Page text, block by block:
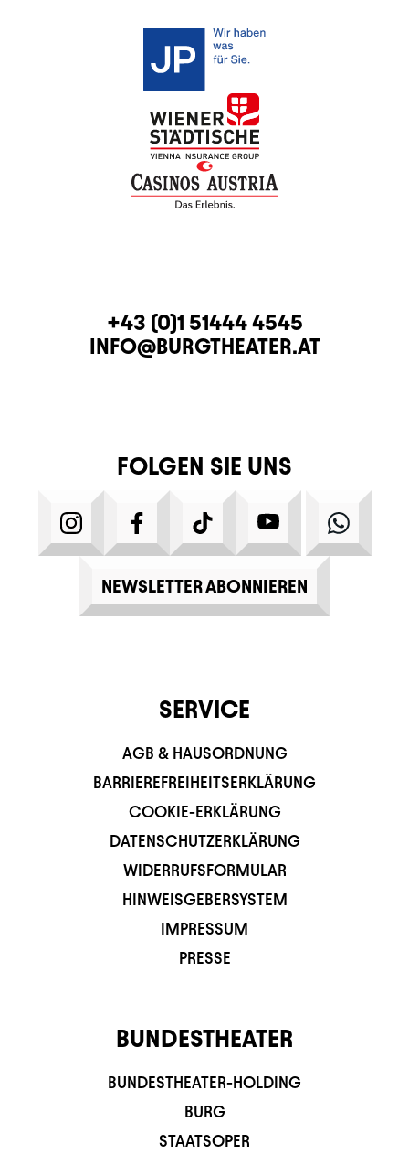
KONTAKTTELEFON
+43 (0)1 51444 4545
E-MAIL
INFO@BURGTHEATER.AT
FOLGEN SIE UNS
INSTAGRAMFACEBOOKTIKTOK YOUTUBE
NEWSLETTER ABONNIEREN
SERVICE
AGB & HAUSORDNUNG
BARRIEREFREIHEITSERKLÄRUNG
COOKIE-ERKLÄRUNG
DATENSCHUTZERKLÄRUNG
WIDERRUFSFORMULAR
HINWEISGEBERSYSTEM
IMPRESSUM
PRESSE
BUNDESTHEATER
BUNDESTHEATER-HOLDING
BURG
STAATSOPER